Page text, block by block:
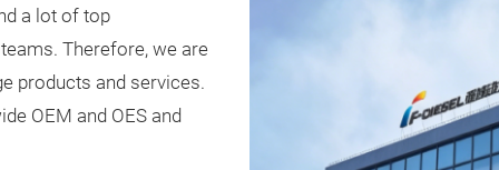
a lot of top
Therefore, we are
products and services.
OEM and OES and